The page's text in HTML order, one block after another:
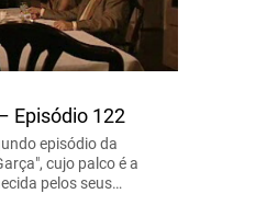
Episódio 122
episódio da
cujo palco é a
pelos seus…